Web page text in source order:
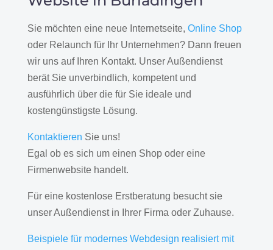
Sie möchten eine neue Internetseite, Online Shop
oder Relaunch für Ihr Unternehmen? Dann freuen
wir uns auf Ihren Kontakt. Unser Außendienst
berät Sie unverbindlich, kompetent und
ausführlich über die für Sie ideale und
kostengünstigste Lösung.
Kontaktieren Sie uns!
Egal ob es sich um einen Shop oder eine
Firmenwebsite handelt.
Für eine kostenlose Erstberatung besucht sie
unser Außendienst in Ihrer Firma oder Zuhause.
Beispiele für modernes Webdesign realisiert mit